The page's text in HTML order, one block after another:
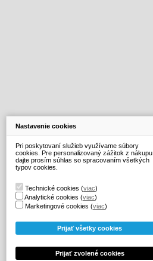
Nastavenie cookies
Pri poskytovaní služieb využívame súbory
cookies. Pre personalizovaný zážitok z nákupu
dajte prosím súhlas so spracovaním všetkých
typov cookies.
Technické cookies (viac)
Analytické cookies (viac)
Marketingové cookies (viac)